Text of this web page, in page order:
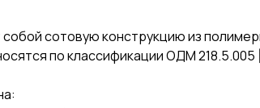
сотовую конструкцию из
по классификации ОДМ